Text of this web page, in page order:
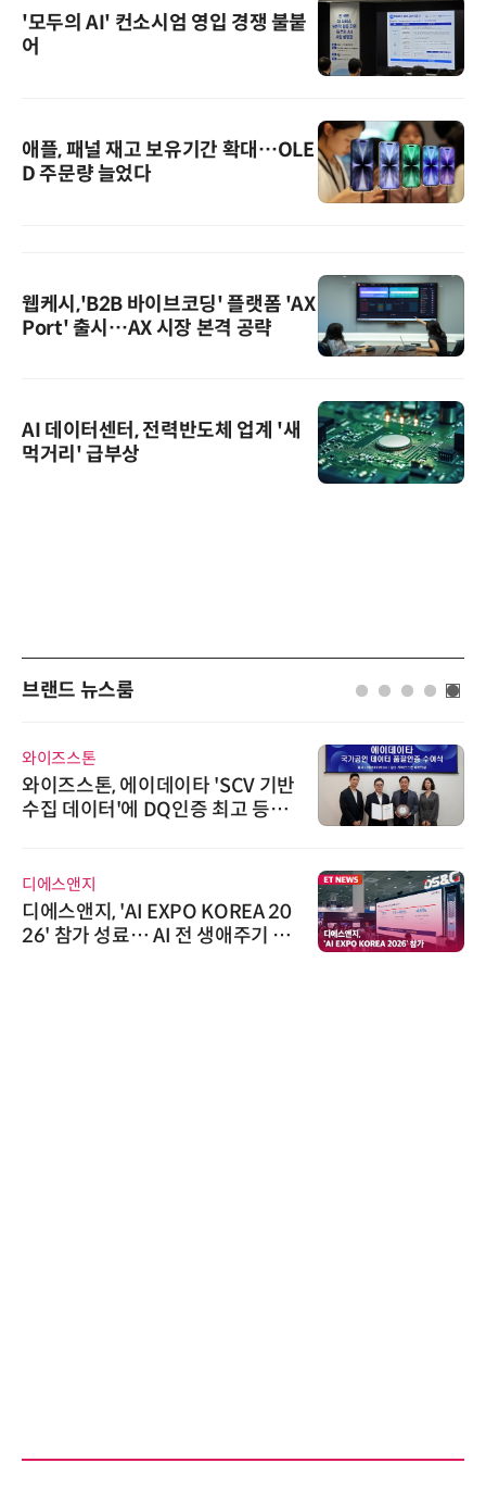
'모두의 AI' 컨소시엄 영입 경쟁 불붙
어
애플, 패널 재고 보유기간 확대…OLE
D 주문량 늘었다
웹케시,'B2B 바이브코딩' 플랫폼 'AX
Port' 출시…AX 시장 본격 공략
AI 데이터센터, 전력반도체 업계 '새
먹거리' 급부상
브랜드 뉴스룸
와이즈스톤
와이즈스톤, 에이데이타 'SCV 기반
수집 데이터'에 DQ인증 최고 등급
디에스앤지
디에스앤지, 'AI EXPO KOREA 20
26' 참가 성료… AI 전 생애주기 아